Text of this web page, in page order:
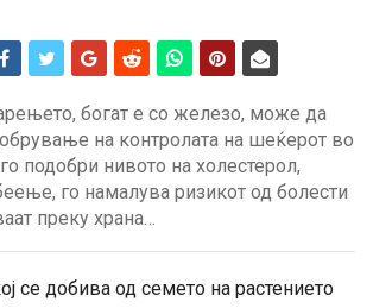
богат е со железо, може да
на контролата на шеќерот во
подобри нивото на холестерол,
го намалува ризикот од болести
преку храна…
се добива од семето на растението